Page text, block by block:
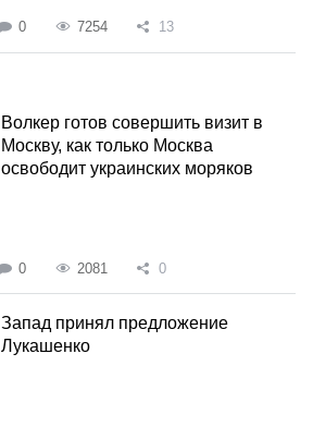
0 7254 13
Волкер готов совершить визит в
Москву, как только Москва
освободит украинских моряков
0 2081 0
Запад принял предложение
Лукашенко